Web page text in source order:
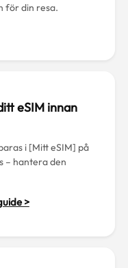
för din resa.
eSIM innan
i [Mitt eSIM] på
– hantera den
>